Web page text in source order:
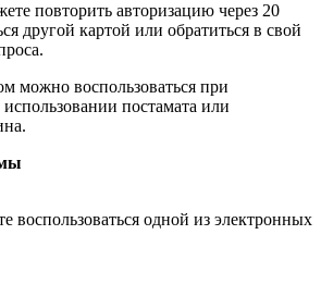
повторить авторизацию через 20
другой картой или обратиться в свой
можно воспользоваться при
использовании постамата или
воспользоваться одной из электронных